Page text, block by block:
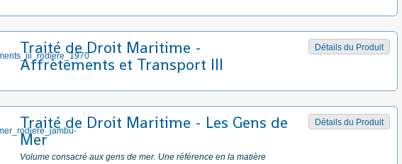
Détails du Produit
Traité de Droit Maritime -
Affrètements et Transport III
Détails du Produit
Traité de Droit Maritime - Les Gens de
Mer
Volume consacré aux gens de mer. Une référence en la matière